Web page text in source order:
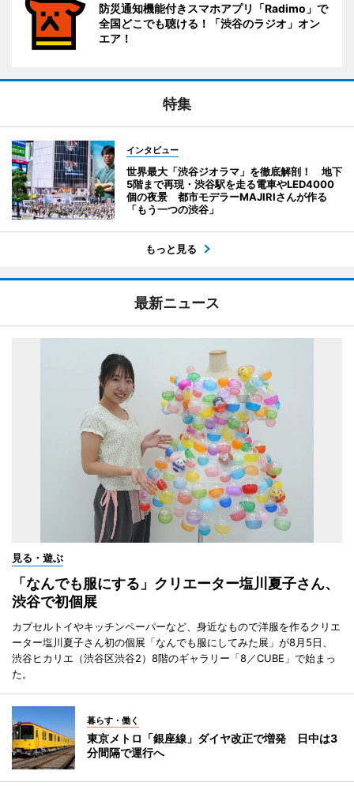
防災通知機能付きスマホアプリ「Radimo」で
全国どこでも聴ける！「渋谷のラジオ」オン
エア！
特集
インタビュー
世界最大「渋谷ジオラマ」を徹底解剖！ 地下
5階まで再現・渋谷駅を走る電車やLED4000
個の夜景 都市モデラーMAJIRIさんが作る
「もう一つの渋谷」
もっと見る
最新ニュース
見る・遊ぶ
「なんでも服にする」クリエーター塩川夏子さん、
渋谷で初個展
カプセルトイやキッチンペーパーなど、身近なもので洋服を作るクリエ
ーター塩川夏子さん初の個展「なんでも服にしてみた展」が8月5日、
渋谷ヒカリエ（渋谷区渋谷2）8階のギャラリー「8／CUBE」で始まっ
た。
暮らす・働く
東京メトロ「銀座線」ダイヤ改正で増発 日中は3
分間隔で運行へ